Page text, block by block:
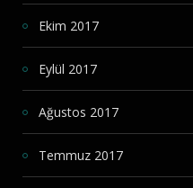
Ekim 2017
Eylül 2017
Ağustos 2017
Temmuz 2017